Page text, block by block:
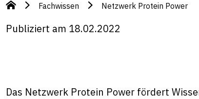
Fachwissen Netzwerk Protein Power
Publiziert am 18.02.2022
Das Netzwerk Protein Power fördert